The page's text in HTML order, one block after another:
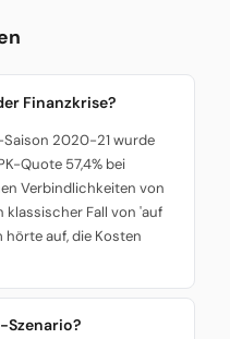
Finanzkrise?
2020-21 wurde
Quote 57,4% bei
Verbindlichkeiten von
klassischer Fall von 'auf
auf, die Kosten
Szenario?